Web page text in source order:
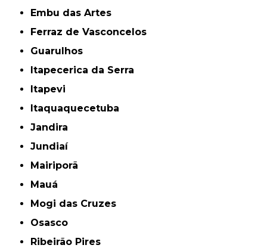
Embu das Artes
Ferraz de Vasconcelos
Guarulhos
Itapecerica da Serra
Itapevi
Itaquaquecetuba
Jandira
Jundiaí
Mairiporã
Mauá
Mogi das Cruzes
Osasco
Ribeirão Pires